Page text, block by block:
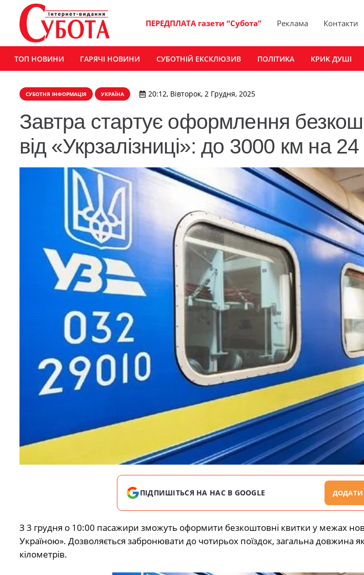
ПЕРЕДПЛАТА газети “Субота” Реклама Контакти
ТОП НОВИНИ ГАРЯЧІ НОВИНИ СУБОТНІЙ ЕКСКЛЮЗИВ ПОЛІТИКА КРИК ДУШІ
СУБОТНЯ ІНФОРМАЦІЯ УКРАЇНА 20:12, Вівторок, 2 Грудня, 2025
Завтра стартує оформлення
від «Укрзалізниці»: до 3000 км на
ПІДПИШІТЬСЯ НА НАС В GOOGLE ДОДАТИ
З 3 грудня о 10:00 пасажири зможуть оформити безкоштовні квитки у межах
Україною». Дозволяється забронювати до чотирьох поїздок, загальна довжина
кілометрів.